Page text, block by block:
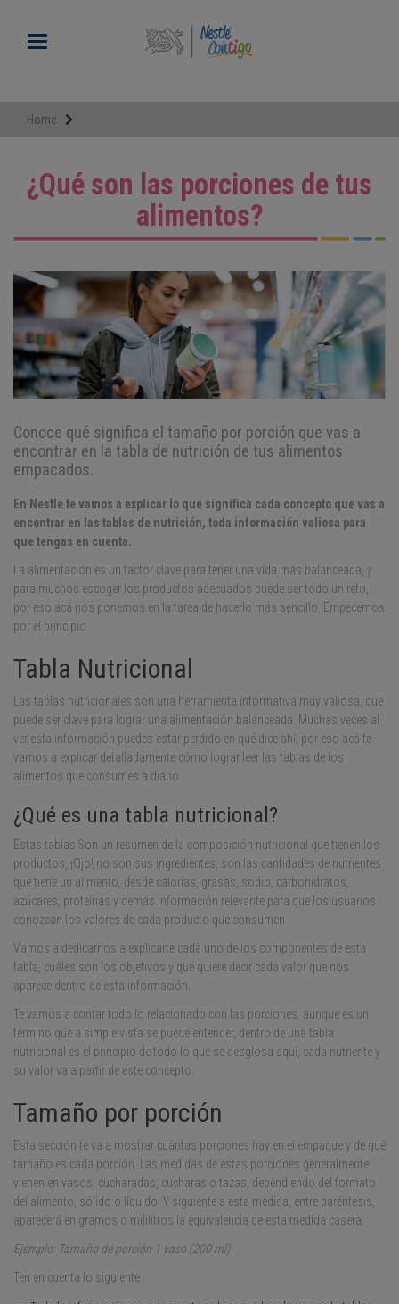
contenidoToggle navigation
Home
¿Qué son las porciones de tus
alimentos?
Conoce qué significa el tamaño por porción que vas a
encontrar en la tabla de nutrición de tus alimentos
empacados.
En Nestlé te vamos a explicar lo que significa cada concepto que vas a
encontrar en las tablas de nutrición, toda información valiosa para
que tengas en cuenta.
La alimentación es un factor clave para tener una vida más balanceada, y
para muchos escoger los productos adecuados puede ser todo un reto,
por eso acá nos ponemos en la tarea de hacerlo más sencillo. Empecemos
por el principio.
Tabla Nutricional
Las tablas nutricionales son una herramienta informativa muy valiosa, que
puede ser clave para lograr una alimentación balanceada. Muchas veces al
ver esta información puedes estar perdido en qué dice ahí, por eso acá te
vamos a explicar detalladamente cómo lograr leer las tablas de los
alimentos que consumes a diario.
¿Qué es una tabla nutricional?
Estas tablas Son un resumen de la composición nutricional que tienen los
productos, ¡Ojo! no son sus ingredientes, son las cantidades de nutrientes
que tiene un alimento, desde calorías, grasas, sodio, carbohidratos,
azúcares, proteínas y demás información relevante para que los usuarios
conozcan los valores de cada producto que consumen.
Vamos a dedicarnos a explicarte cada uno de los componentes de esta
tabla, cuáles son los objetivos y qué quiere decir cada valor que nos
aparece dentro de esta información.
Te vamos a contar todo lo relacionado con las porciones, aunque es un
término que a simple vista se puede entender, dentro de una tabla
nutricional es el principio de todo lo que se desglosa aquí, cada nutriente y
su valor va a partir de este concepto.
Tamaño por porción
Esta sección te va a mostrar cuántas porciones hay en el empaque y de qué
tamaño es cada porción. Las medidas de estas porciones generalmente
vienen en vasos, cucharadas, cucharas o tazas, dependiendo del formato
del alimento, sólido o líquido. Y siguiente a esta medida, entre paréntesis,
aparecerá en gramos o mililitros la equivalencia de esta medida casera.
Ejemplo: Tamaño de porción 1 vaso (200 ml)
Ten en cuenta lo siguiente: